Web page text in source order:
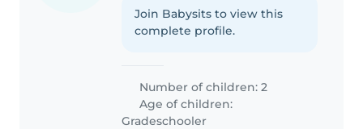
Join Babysits to view this
complete profile.
Number of children: 2
Age of children:
Gradeschooler